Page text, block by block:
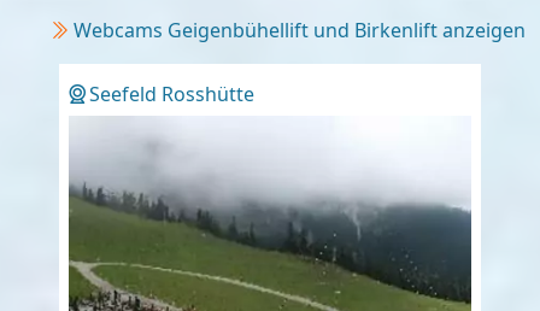
Webcams Geigenbühellift und Birkenlift anzeigen
Seefeld Rosshütte